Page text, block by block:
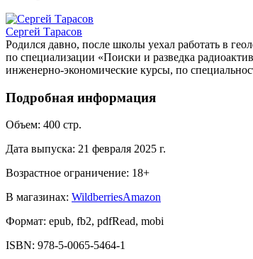
Сергей Тарасов
Родился давно, после школы уехал работать в
по специализации «Поиски и разведка
инженерно-экономические курсы, по
Подробная информация
Объем: 400 стр.
Дата выпуска: 21 февраля 2025 г.
Возрастное ограничение: 18+
В магазинах: WildberriesAmazon
Формат: epub, fb2, pdfRead, mobi
ISBN: 978-5-0065-5464-1